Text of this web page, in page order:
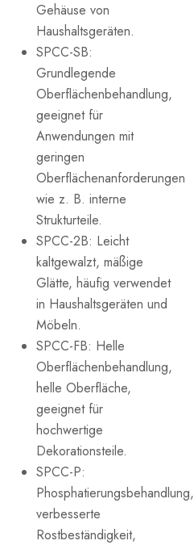
Gehäuse von
Haushaltsgeräten.
SPCC-SB:
Grundlegende
Oberflächenbehandlung,
geeignet für
Anwendungen mit
geringen
Oberflächenanforderungen
wie z. B. interne
Strukturteile.
SPCC-2B: Leicht
kaltgewalzt, mäßige
Glätte, häufig verwendet
in Haushaltsgeräten und
Möbeln.
SPCC-FB: Helle
Oberflächenbehandlung,
helle Oberfläche,
geeignet für
hochwertige
Dekorationsteile.
SPCC-P:
Phosphatierungsbehandlung,
verbesserte
Rostbeständigkeit,